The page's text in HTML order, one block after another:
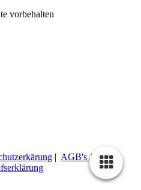
vorbehalten
| AGB's /